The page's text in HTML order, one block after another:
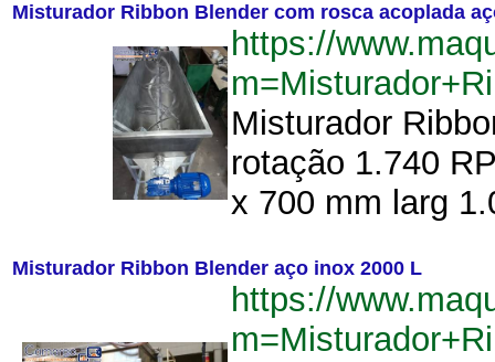
Misturador Ribbon Blender com rosca acoplada
https://
Misturador
rotação 1.740
x 700 mm larg
Misturador Ribbon Blender aço inox 2000 L
https://